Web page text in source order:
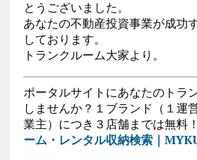
とうございました。
あなたの不動産投資事業が成功
しております。
トランクルーム大家より。
ポータルサイトにあなたのトラ
しませんか？１ブランド（１運
業主）につき３店舗までは無料
ーム・レンタル収納検索｜